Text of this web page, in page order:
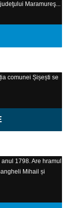
Maramureş...
comunei Șișești se
1798. Are hramul
Mihail și